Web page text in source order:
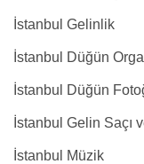
İstanbul Gelinlik
İstanbul Düğün
İstanbul Düğün
İstanbul Gelin Saçı
İstanbul Müzik